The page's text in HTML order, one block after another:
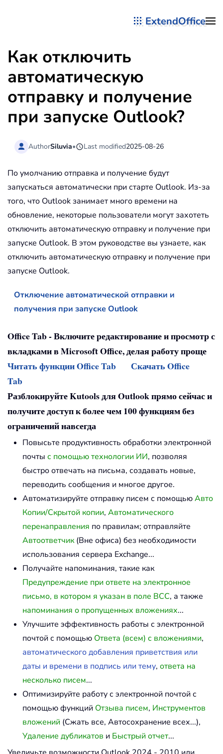
ExtendOffice
Как отключить
автоматическую
отправку и получение
при запуске Outlook?
AuthorSiluvia• Last modified2025-08-26
По умолчанию отправка и получение будут
запускаться автоматически при старте Outlook. Из-за
того, что Outlook занимает много времени на
обновление, некоторые пользователи могут захотеть
отключить автоматическую отправку и получение при
запуске Outlook. В этом руководстве вы узнаете, как
отключить автоматическую отправку и получение при
запуске Outlook.
Отключение автоматической отправки и
получения при запуске Outlook
Office Tab - Включите редактирование и просмотр с
вкладками в Microsoft Office, делая работу проще
Читать функции Office Tab
Скачать Office
Tab
Разблокируйте Kutools для Outlook прямо сейчас и
получите доступ к более чем 100 функциям без
ограничений навсегда
Повысьте продуктивность обработки электронной
почты с помощью технологии ИИ, позволяя
быстро отвечать на письма, создавать новые,
переводить сообщения и многое другое.
Автоматизируйте отправку писем с помощьюАвто
Копии/Скрытой копии, Автоматического
перенаправления по правилам; отправляйте
Автоответчик(Вне офиса) без необходимости
использования сервера Exchange...
Получайте напоминания, такие как
Предупреждение при ответе на электронное
письмо, в котором я указан в поле BCC, а также
напоминания о пропущенных вложениях...
Улучшите эффективность работы с электронной
почтой с помощью Ответа (всем) с вложениями,
автоматического добавления приветствия или
даты и времени в подпись или тему, ответа на
несколько писем...
Оптимизируйте работу с электронной почтой с
помощью функций Отзыва писем, Инструментов
вложений (Сжать все, Автосохранение всех...),
Удаление дубликатов и Быстрый отчет...